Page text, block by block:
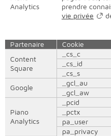
Analytics
prendre
vie privée
Partenaire Cookie
Content
Square
_cs_c
_cs_id
_cs_s
Google
_gcl_au
_gcl_aw
Piano
Analytics
_pcid
_pctx
pa_user
pa_privacy